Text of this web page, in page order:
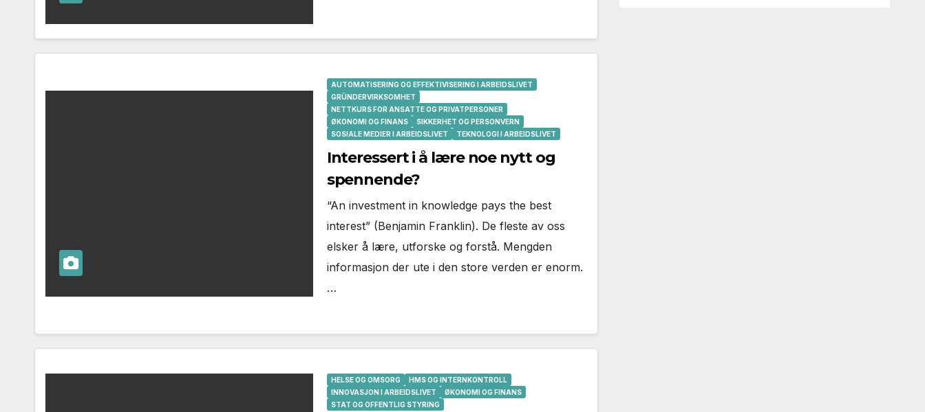
AUTOMATISERING OG EFFEKTIVISERING I ARBEIDSLIVET
GRÜNDERVIRKSOMHET
NETTKURS FOR ANSATTE OG PRIVATPERSONER
ØKONOMI OG FINANS
SIKKERHET OG PERSONVERN
SOSIALE MEDIER I ARBEIDSLIVET
TEKNOLOGI I ARBEIDSLIVET
Interessert i å lære noe nytt og
spennende?
“An investment in knowledge pays the best
interest” (Benjamin Franklin). De fleste av oss
elsker å lære, utforske og forstå. Mengden
informasjon der ute i den store verden er enorm.
…
HELSE OG OMSORG
HMS OG INTERNKONTROLL
INNOVASJON I ARBEIDSLIVET
ØKONOMI OG FINANS
STAT OG OFFENTLIG STYRING